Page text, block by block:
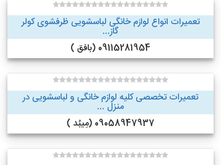
تعمیرات انواع لوازم خانگی لباسشویی ظرفشوی کولر
گاز...
09115281954 (بافق )
تعمیرات تخصصی کلیه لوازم خانگی و لباسشویی در
منزل ...
09058947937 (مِیبُد )